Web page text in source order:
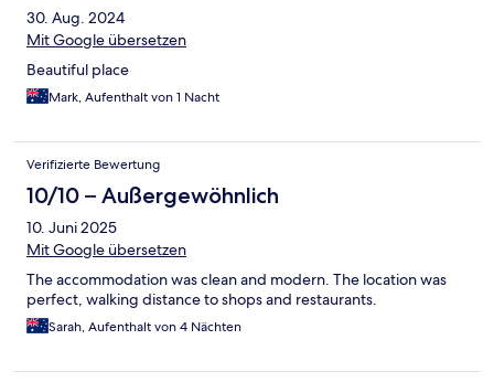
30. Aug. 2024
Mit Google übersetzen
Beautiful place
Mark, Aufenthalt von 1 Nacht
Verifizierte Bewertung
10/10 – Außergewöhnlich
10. Juni 2025
Mit Google übersetzen
The accommodation was clean and modern. The location was
perfect, walking distance to shops and restaurants.
Sarah, Aufenthalt von 4 Nächten